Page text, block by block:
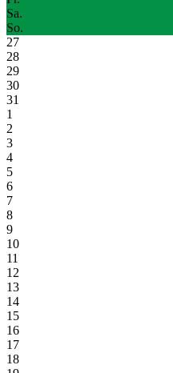
Sa.
So.
27
28
29
30
31
1
2
3
4
5
6
7
8
9
10
11
12
13
14
15
16
17
18